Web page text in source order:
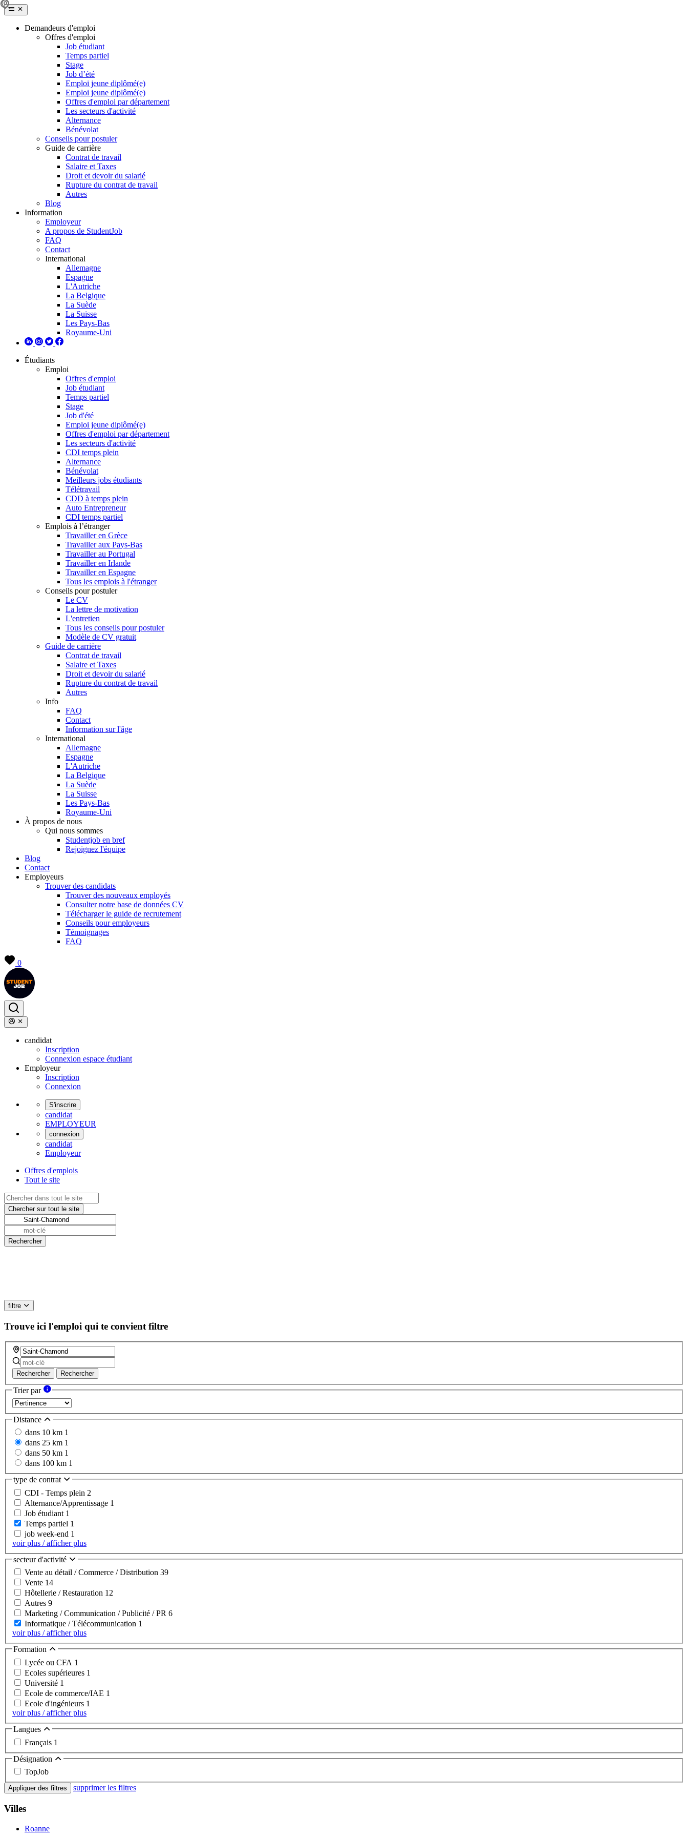
Demandeurs d'emploi
Offres d'emploi
Job étudiant
Temps partiel
Stage
Job d’été
Emploi jeune diplômé(e)
Emploi jeune diplômé(e)
Offres d'emploi par département
Les secteurs d'activité
Alternance
Bénévolat
Conseils pour postuler
Guide de carrière
Contrat de travail
Salaire et Taxes
Droit et devoir du salarié
Rupture du contrat de travail
Autres
Blog
Information
Employeur
A propos de StudentJob
FAQ
Contact
International
Allemagne
Espagne
L'Autriche
La Belgique
La Suède
La Suisse
Les Pays-Bas
Royaume-Uni
Étudiants
Emploi
Offres d'emploi
Job étudiant
Temps partiel
Stage
Job d'été
Emploi jeune diplômé(e)
Offres d'emploi par département
Les secteurs d'activité
CDI temps plein
Alternance
Bénévolat
Meilleurs jobs étudiants
Télétravail
CDD à temps plein
Auto Entrepreneur
CDI temps partiel
Emplois à l’étranger
Travailler en Grèce
Travailler aux Pays-Bas
Travailler au Portugal
Travailler en Irlande
Travailler en Espagne
Tous les emplois à l'étranger
Conseils pour postuler
Le CV
La lettre de motivation
L'entretien
Tous les conseils pour postuler
Modèle de CV gratuit
Guide de carrière
Contrat de travail
Salaire et Taxes
Droit et devoir du salarié
Rupture du contrat de travail
Autres
Info
FAQ
Contact
Information sur l'âge
International
Allemagne
Espagne
L'Autriche
La Belgique
La Suède
La Suisse
Les Pays-Bas
Royaume-Uni
À propos de nous
Qui nous sommes
Studentjob en bref
Rejoignez l'équipe
Blog
Contact
Employeurs
Trouver des candidats
Trouver des nouveaux employés
Consulter notre base de données CV
Télécharger le guide de recrutement
Conseils pour employeurs
Témoignages
FAQ
0
candidat
Inscription
Connexion espace étudiant
Employeur
Inscription
Connexion
S'inscrire
candidat
EMPLOYEUR
connexion
candidat
Employeur
Offres d'emplois
Tout le site
filtre
Trouve ici l'emploi qui te convient filtre
Rechercher Rechercher
Trier par
Distance
dans 10 km 1
dans 25 km 1
dans 50 km 1
dans 100 km 1
type de contrat
CDI - Temps plein 2
Alternance/Apprentissage 1
Job étudiant 1
Temps partiel 1
job week-end 1
voir plus / afficher plus
secteur d'activité
Vente au détail / Commerce / Distribution 39
Vente 14
Hôtellerie / Restauration 12
Autres 9
Marketing / Communication / Publicité / PR 6
Informatique / Télécommunication 1
voir plus / afficher plus
Formation
Lycée ou CFA 1
Ecoles supérieures 1
Université 1
Ecole de commerce/IAE 1
Ecole d'ingénieurs 1
voir plus / afficher plus
Langues
Français 1
Désignation
TopJob
Appliquer des filtres supprimer les filtres
Villes
Roanne